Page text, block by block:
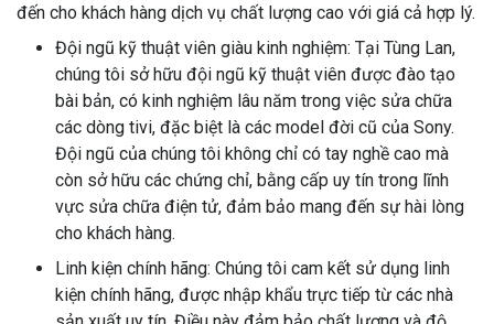
đến cho khách hàng dịch vụ chất lượng cao với giá cả hợp lý.
Đội ngũ kỹ thuật viên giàu kinh nghiệm: Tại Tùng Lan,
chúng tôi sở hữu đội ngũ kỹ thuật viên được đào tạo
bài bản, có kinh nghiệm lâu năm trong việc sửa chữa
các dòng tivi, đặc biệt là các model đời cũ của Sony.
Đội ngũ của chúng tôi không chỉ có tay nghề cao mà
còn sở hữu các chứng chỉ, bằng cấp uy tín trong lĩnh
vực sửa chữa điện tử, đảm bảo mang đến sự hài lòng
cho khách hàng.
Linh kiện chính hãng: Chúng tôi cam kết sử dụng linh
kiện chính hãng, được nhập khẩu trực tiếp từ các nhà